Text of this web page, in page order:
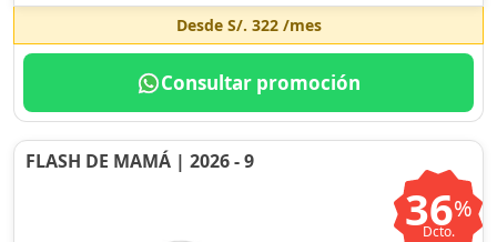
Desde S/. 322/mes
Consultar promoción
FLASH DE MAMÁ | 2026 - 9
36%
Dcto.